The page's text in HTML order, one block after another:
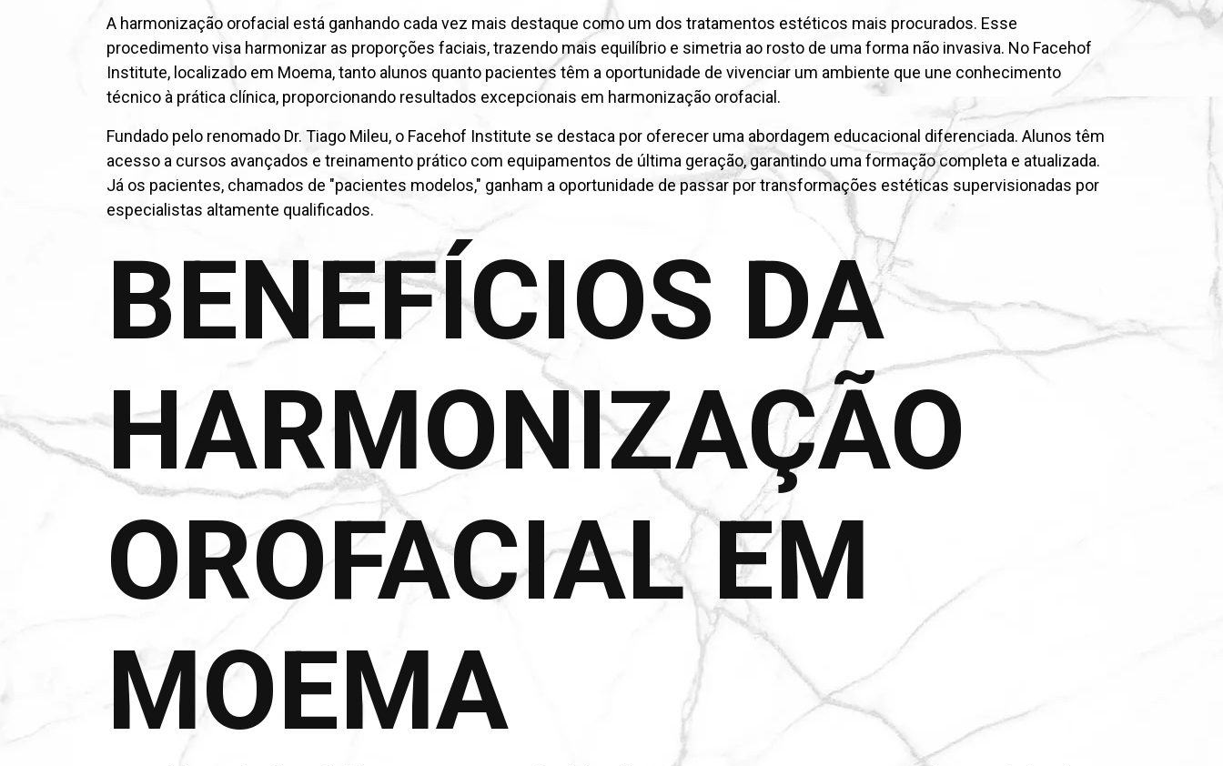
A harmonização orofacial está ganhando cada vez mais destaque como um dos tratamentos estéticos mais procurados. Esse
procedimento visa harmonizar as proporções faciais, trazendo mais equilíbrio e simetria ao rosto de uma forma não invasiva. No Facehof
Institute, localizado em Moema, tanto alunos quanto pacientes têm a oportunidade de vivenciar um ambiente que une conhecimento
técnico à prática clínica, proporcionando resultados excepcionais em harmonização orofacial.
Fundado pelo renomado Dr. Tiago Mileu, o Facehof Institute se destaca por oferecer uma abordagem educacional diferenciada. Alunos têm
acesso a cursos avançados e treinamento prático com equipamentos de última geração, garantindo uma formação completa e atualizada.
Já os pacientes, chamados de "pacientes modelos," ganham a oportunidade de passar por transformações estéticas supervisionadas por
especialistas altamente qualificados.
BENEFÍCIOS DA
HARMONIZAÇÃO
OROFACIAL EM
MOEMA